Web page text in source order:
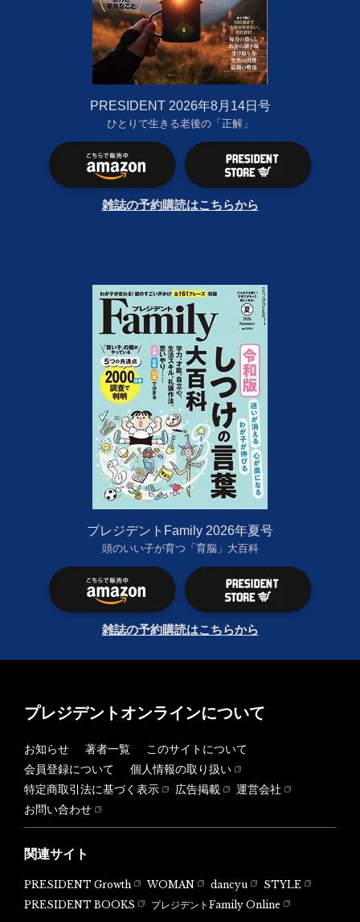
PRESIDENT 2026年8月14日号
ひとりで生きる老後の「正解」
雑誌の予約購読はこちらから
プレジデントFamily 2026年夏号
頭のいい子が育つ「育脳」大百科
雑誌の予約購読はこちらから
プレジデントオンラインについて
お知らせ 著者一覧
このサイトについて
会員登録について
個人情報の取り扱い
特定商取引法に基づく表示
広告掲載
運営会社
お問い合わせ
関連サイト
PRESIDENT Growth WOMAN dancyu
STYLE
PRESIDENT BOOKS
プレジデントFamily Online